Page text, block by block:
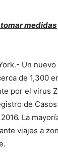
Un
de 1,300
por el virus
de
La
viajes a